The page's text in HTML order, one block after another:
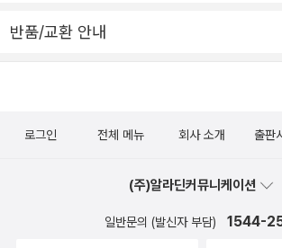
운 척 했지만 사실 다음날 현준이 태권도 1품 심
5. 태권도 1품 심사, 7살 우리 아들이 1년동안
이었다. 남양주종합체육관에서 진행된 태권도
심사장으로 갔고, 우리는 나중에 따로 가서 만났
는 현수. 저녁 먹고 잠깐 식탁에 앉아 숫자쓰기
다.2년동안 1-5단계까지 5권 사줬다.(게으른 엄
학때는 좀 해주자 싶어 주문.늘 언니걸 보고 부
1,2단계도 같이.... 숨은 그림찾기!! 역시 열광하
기인 구석구석 재미있는 세상도 정말 한 번 시작
거고 나는 죽었다. 퍼즐 역시 아이들이 사족을
퍼즐과는 좀 색다르게 놀 수 있을 것 같아 산것.
반품/교환 안내
로그인 전체 메뉴 회사 소개 출판
(주)알라딘커뮤니케이션
일반문의 (발신자 부담) 1544-